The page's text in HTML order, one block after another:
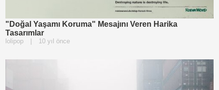
"Doğal Yaşamı Koruma" Mesajını Veren Harika
Tasarımlar
lolipop 10 yıl önce